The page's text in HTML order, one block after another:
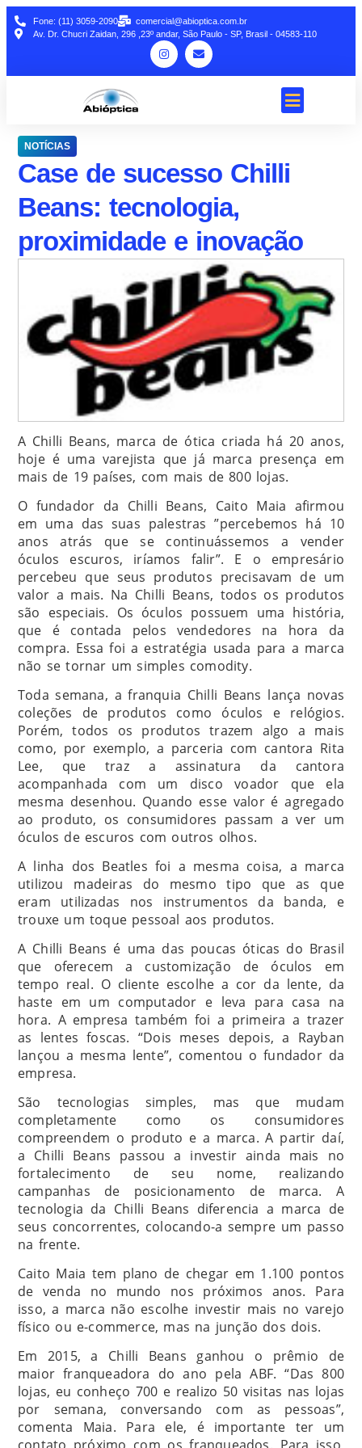
Fone: (11) 3059-2090
comercial@abioptica.com.br
Av. Dr. Chucri Zaidan, 296 ,23º andar, São Paulo - SP, Brasil - 04583-110
NOTÍCIAS
Case de sucesso Chilli
Beans: tecnologia,
proximidade e inovação
A Chilli Beans, marca de ótica criada há 20 anos,
hoje é uma varejista que já marca presença em
mais de 19 países, com mais de 800 lojas.
O fundador da Chilli Beans, Caito Maia afirmou
em uma das suas palestras ”percebemos há 10
anos atrás que se continuássemos a vender
óculos escuros, iríamos falir”. E o empresário
percebeu que seus produtos precisavam de um
valor a mais. Na Chilli Beans, todos os produtos
são especiais. Os óculos possuem uma história,
que é contada pelos vendedores na hora da
compra. Essa foi a estratégia usada para a marca
não se tornar um simples comodity.
Toda semana, a franquia Chilli Beans lança novas
coleções de produtos como óculos e relógios.
Porém, todos os produtos trazem algo a mais
como, por exemplo, a parceria com cantora Rita
Lee, que traz a assinatura da cantora
acompanhada com um disco voador que ela
mesma desenhou. Quando esse valor é agregado
ao produto, os consumidores passam a ver um
óculos de escuros com outros olhos.
A linha dos Beatles foi a mesma coisa, a marca
utilizou madeiras do mesmo tipo que as que
eram utilizadas nos instrumentos da banda, e
trouxe um toque pessoal aos produtos.
A Chilli Beans é uma das poucas óticas do Brasil
que oferecem a customização de óculos em
tempo real. O cliente escolhe a cor da lente, da
haste em um computador e leva para casa na
hora. A empresa também foi a primeira a trazer
as lentes foscas. “Dois meses depois, a Rayban
lançou a mesma lente”, comentou o fundador da
empresa.
São tecnologias simples, mas que mudam
completamente como os consumidores
compreendem o produto e a marca. A partir daí,
a Chilli Beans passou a investir ainda mais no
fortalecimento de seu nome, realizando
campanhas de posicionamento de marca. A
tecnologia da Chilli Beans diferencia a marca de
seus concorrentes, colocando-a sempre um passo
na frente.
Caito Maia tem plano de chegar em 1.100 pontos
de venda no mundo nos próximos anos. Para
isso, a marca não escolhe investir mais no varejo
físico ou e-commerce, mas na junção dos dois.
Em 2015, a Chilli Beans ganhou o prêmio de
maior franqueadora do ano pela ABF. “Das 800
lojas, eu conheço 700 e realizo 50 visitas nas lojas
por semana, conversando com as pessoas”,
comenta Maia. Para ele, é importante ter um